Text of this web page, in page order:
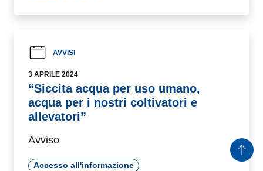
3 APRILE 2024
“Siccita acqua per uso umano, acqua per i
nostri coltivatori e allevatori”
Avviso
Accesso all'informazione